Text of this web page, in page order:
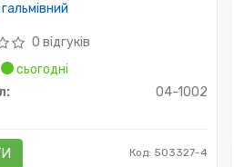
0 відгуків
сьогодні
04-1002
Код: 503327-4